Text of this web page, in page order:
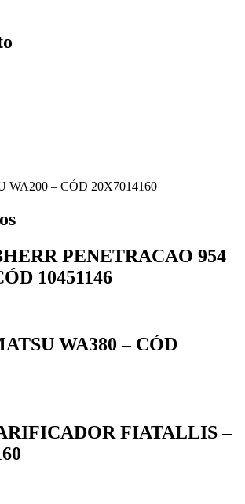
WA200 – CÓD 20X7014160
PENETRACAO 954
10451146
WA380 – CÓD
FIATALLIS –